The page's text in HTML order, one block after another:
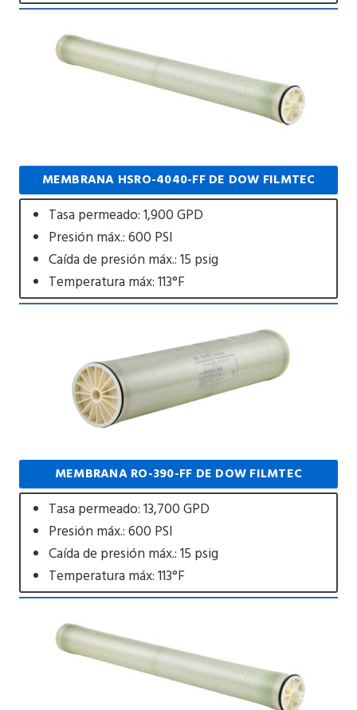
MEMBRANA HSRO-4040-FF DE DOW FILMTEC
Tasa permeado: 1,900 GPD
Presión máx.: 600 PSI
Caída de presión máx.: 15 psig
Temperatura máx: 113°F
MEMBRANA RO-390-FF DE DOW FILMTEC
Tasa permeado: 13,700 GPD
Presión máx.: 600 PSI
Caída de presión máx.: 15 psig
Temperatura máx: 113°F